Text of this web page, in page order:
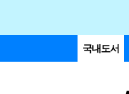
국내도서